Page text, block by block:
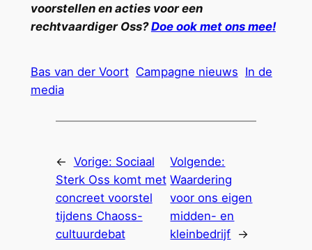
voorstellen en acties voor een
rechtvaardiger Oss?Doe ook met ons mee!
Bas van der Voort Campagne nieuws In de
media
← Vorige: Sociaal
Sterk Oss komt met
concreet voorstel
tijdens Chaoss-
cultuurdebat
Volgende:
Waardering
voor ons eigen
midden- en
kleinbedrijf →